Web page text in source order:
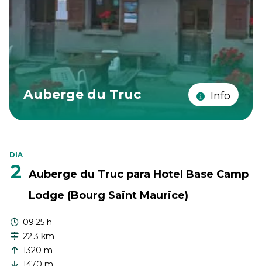
Auberge du Truc Info
DIA
2 Auberge du Truc para Hotel Base Camp
Lodge (Bourg Saint Maurice)
09:25 h
22.3 km
1320 m